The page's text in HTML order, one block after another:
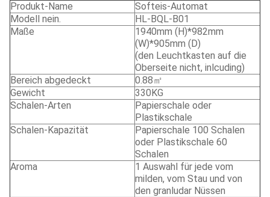
Produkt-Name
Softeis-Automat
Modell nein.
HL-BQL-B01
Maße
1940mm (H)*982mm
(W)*905mm (D)
(den Leuchtkasten auf die
Oberseite nicht, inlcuding)
Bereich abgedeckt
0.88㎡
Gewicht
330KG
Schalen-Arten
Papierschale oder
Plastikschale
Schalen-Kapazität
Papierschale 100 Schalen
oder Plastikschale 60
Schalen
Aroma
1 Auswahl für jede vom
milden, vom Stau und von
den granludar Nüssen